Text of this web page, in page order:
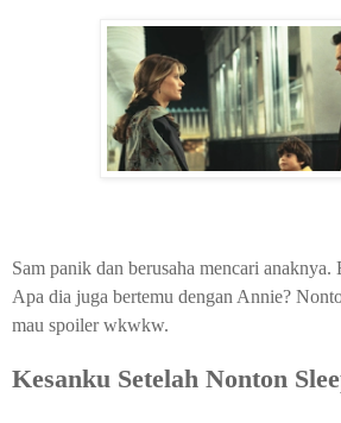
Sam panik dan berusaha mencari
Apa dia juga bertemu dengan Annie?
mau spoiler wkwkw.
Kesanku Setelah Nonton